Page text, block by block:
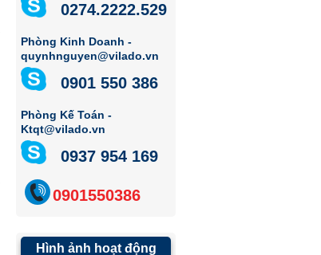
0274.2222.529
Phòng Kinh Doanh -
quynhnguyen@vilado.vn
0901 550 386
Phòng Kế Toán -
Ktqt@vilado.vn
0937 954 169
0901550386
Hình ảnh hoạt động